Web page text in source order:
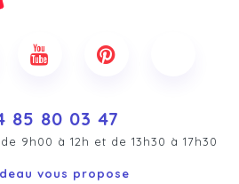
85 80 03 47
9h00 à 12h et de 13h30 à 17h30
vous propose